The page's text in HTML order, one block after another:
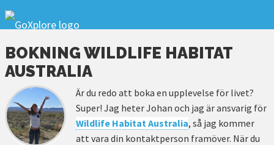
BOKNING WILDLIFE HABITAT
AUSTRALIA
Är du redo att boka en upplevelse för livet?
Super! Jag heter Johan och jag är ansvarig för
Wildlife Habitat Australia, så jag kommer
att vara din kontaktperson framöver. När du